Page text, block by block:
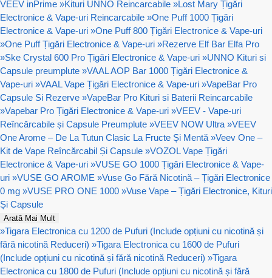
VEEV inPrime »Kituri UNNO Reincarcabile »Lost Mary Țigări
Electronice & Vape-uri Reincarcabile »One Puff 1000 Țigări
Electronice & Vape-uri »One Puff 800 Țigări Electronice & Vape-uri
»One Puff Țigări Electronice & Vape-uri »Rezerve Elf Bar Elfa Pro
»Ske Crystal 600 Pro Țigări Electronice & Vape-uri »UNNO Kituri si
Capsule preumplute »VAAL AOP Bar 1000 Țigări Electronice &
Vape-uri »VAAL Vape Țigări Electronice & Vape-uri »VapeBar Pro
Capsule Si Rezerve »VapeBar Pro Kituri si Baterii Reincarcabile
»Vapebar Pro Țigări Electronice & Vape-uri »VEEV - Vape-uri
Reîncărcabile și Capsule Preumplute »VEEV NOW Ultra »VEEV
One Arome – De La Tutun Clasic La Fructe Și Mentă »Veev One –
Kit de Vape Reîncărcabil Și Capsule »VOZOL Vape Țigări
Electronice & Vape-uri »VUSE GO 1000 Țigări Electronice & Vape-
uri »VUSE GO AROME »Vuse Go Fără Nicotină – Țigări Electronice
0 mg »VUSE PRO ONE 1000 »Vuse Vape – Țigări Electronice, Kituri
Și Capsule
Arată Mai Mult
»Tigara Electronica cu 1200 de Pufuri (Include opțiuni cu nicotină și
fără nicotină Reduceri) »Tigara Electronica cu 1600 de Pufuri
(Include opțiuni cu nicotină și fără nicotină Reduceri) »Tigara
Electronica cu 1800 de Pufuri (Include opțiuni cu nicotină și fără